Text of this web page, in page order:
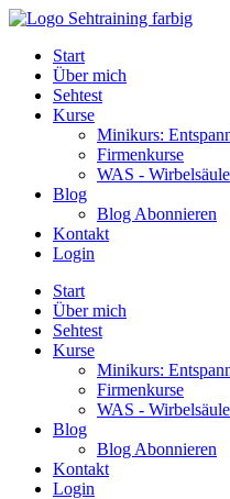
Start
Über mich
Sehtest
Kurse
Minikurs:
Firmenkurse
WAS -
Blog
Blog Abonnieren
Kontakt
Login
Start
Über mich
Sehtest
Kurse
Minikurs:
Firmenkurse
WAS -
Blog
Blog Abonnieren
Kontakt
Login